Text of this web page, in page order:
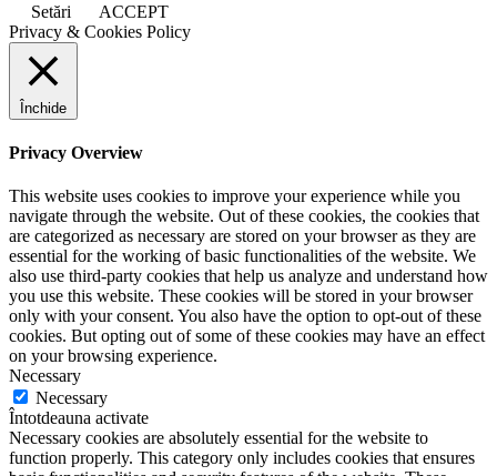
Setări
ACCEPT
Privacy & Cookies Policy
Închide
Privacy Overview
This website uses cookies to improve your experience while you
navigate through the website. Out of these cookies, the cookies that
are categorized as necessary are stored on your browser as they are
essential for the working of basic functionalities of the website. We
also use third-party cookies that help us analyze and understand how
you use this website. These cookies will be stored in your browser
only with your consent. You also have the option to opt-out of these
cookies. But opting out of some of these cookies may have an effect
on your browsing experience.
Necessary
Necessary
Întotdeauna activate
Necessary cookies are absolutely essential for the website to
function properly. This category only includes cookies that ensures